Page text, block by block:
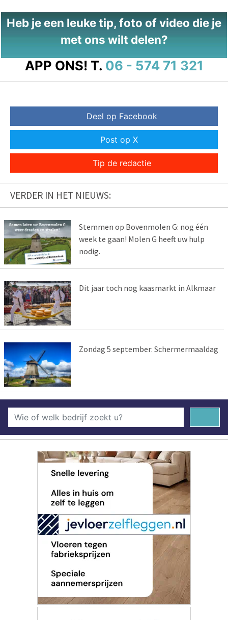
Heb je een leuke tip, foto of video die je
met ons wilt delen?
APP ONS! T. 06 - 574 71 321
Deel op Facebook
Post op X
Tip de redactie
VERDER IN HET NIEUWS:
Stemmen op Bovenmolen G: nog één
week te gaan! Molen G heeft uw hulp
nodig.
Dit jaar toch nog kaasmarkt in Alkmaar
Zondag 5 september: Schermermaaldag